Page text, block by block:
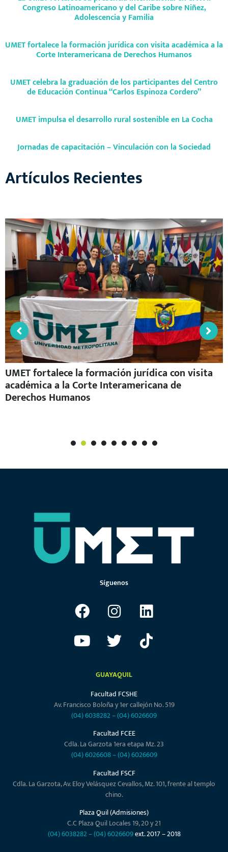
Congreso Latinoamericano y del Caribe sobre Niñez,
Adolescencia y Familia
UMET fortalece la formación jurídica con visita académica a la
Corte Interamericana de Derechos Humanos
UMET celebra la graduación de los participantes del Centro
de Educación Continua “Carlos Espinoza Cordero”
UMET impulsa el desarrollo rural sostenible en La Cocha
Jornadas de capacitación – Vinculación con la Sociedad
Artículos Recientes
UMET fortalece la formación jurídica con visita
académica a la Corte Interamericana de
Derechos Humanos
1
Síguenos
GUAYAQUIL
Facultad FCSHE
Av. Francisco Boloña y 1er callejón No. 519
(04) 6038282–(04) 6026609
Facultad FCEE
Cdla. La Garzota 1era etapa Mz. 23
(04) 6026608–(04) 6026609
Facultad FSCF
Cdla. La Garzota, Av. Eloy Velásquez Cevallos, Mz. 101, frente al templo
chino.
Plaza Quil (Admisiones)
C.C Plaza Quil Locales 19, 20 y 21
(04) 6038282–(04) 6026609ext. 2017 – 2018